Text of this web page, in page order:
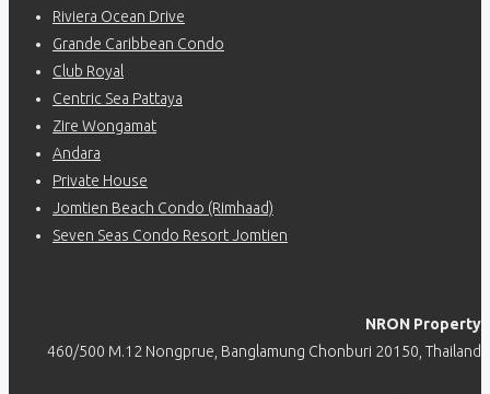
Riviera Ocean Drive
Grande Caribbean Condo
Club Royal
Centric Sea Pattaya
Zire Wongamat
Andara
Private House
Jomtien Beach Condo (Rimhaad)
Seven Seas Condo Resort Jomtien
NRON Property
460/500 M.12 Nongprue, Banglamung Chonburi 20150, Thailand